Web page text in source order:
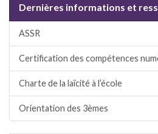
Dernières informations et
ASSR
Certification des compétences
Charte de la laïcité à l’école
Orientation des 3èmes